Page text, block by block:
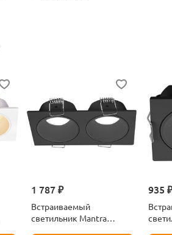
1 787 ₽
Встраиваемый
светильник Mantra
935